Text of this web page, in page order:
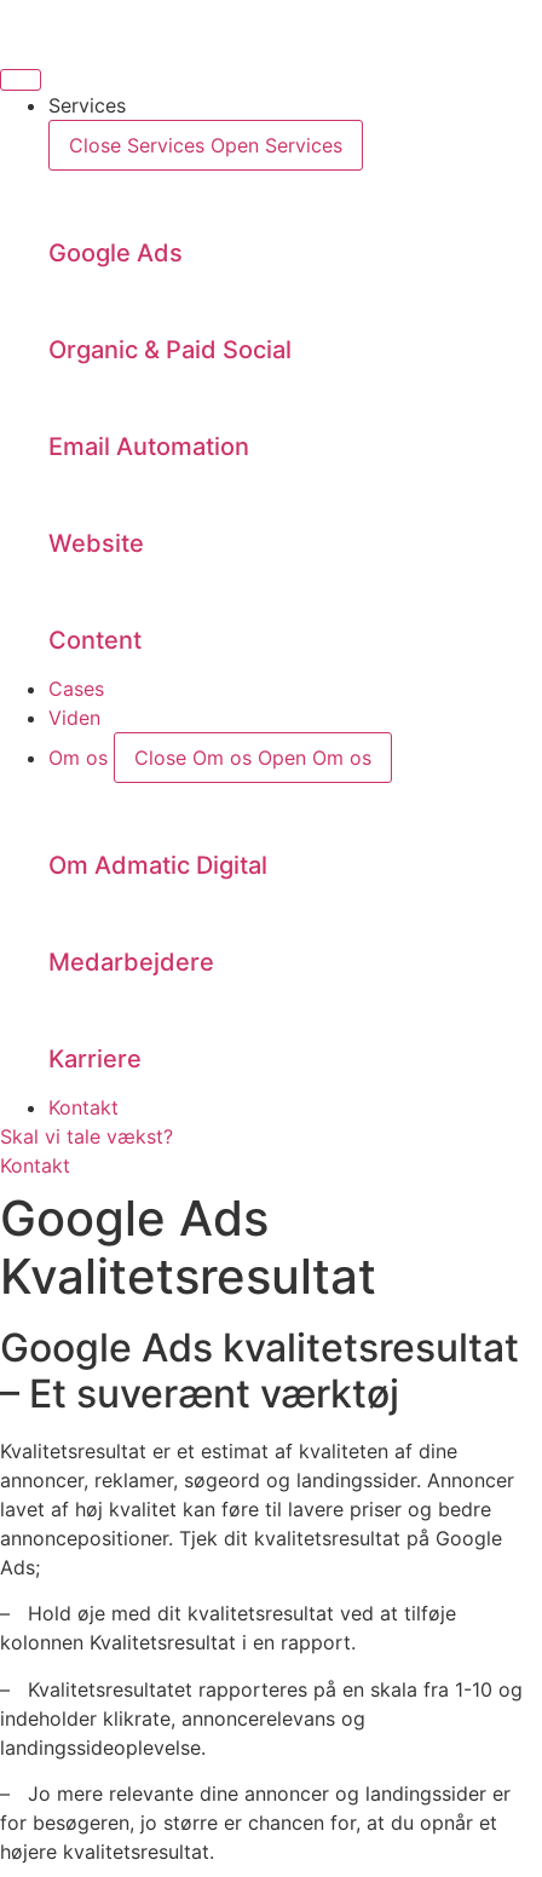
indhold
Services
Close Services Open Services
Google Ads
Organic & Paid Social
Email Automation
Website
Content
Cases
Viden
Om os
Close Om os Open Om os
Om Admatic Digital
Medarbejdere
Karriere
Kontakt
Skal vi tale vækst?
Kontakt
Google Ads
Kvalitetsresultat
Google Ads kvalitetsresultat
– Et suverænt værktøj
Kvalitetsresultat er et estimat af kvaliteten af dine
annoncer, reklamer, søgeord og landingssider. Annoncer
lavet af høj kvalitet kan føre til lavere priser og bedre
annoncepositioner. Tjek dit kvalitetsresultat på Google
Ads;
– Hold øje med dit kvalitetsresultat ved at tilføje
kolonnen Kvalitetsresultat i en rapport.
– Kvalitetsresultatet rapporteres på en skala fra 1-10 og
indeholder klikrate, annoncerelevans og
landingssideoplevelse.
– Jo mere relevante dine annoncer og landingssider er
for besøgeren, jo større er chancen for, at du opnår et
højere kvalitetsresultat.